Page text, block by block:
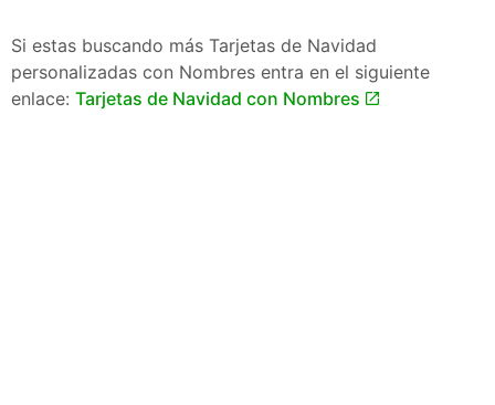
Si estas buscando más Tarjetas de Navidad
personalizadas con Nombres entra en el siguiente
enlace: Tarjetas de Navidad con Nombres